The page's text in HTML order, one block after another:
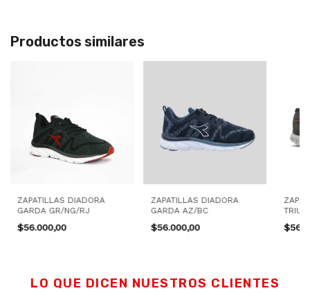
Productos similares
ZAPATILLAS DIADORA
GARDA GR/NG/RJ
$56.000,00
ZAPATILLAS DIADORA
GARDA AZ/BC
$56.000,00
LO QUE DICEN NUESTROS CLIENTES